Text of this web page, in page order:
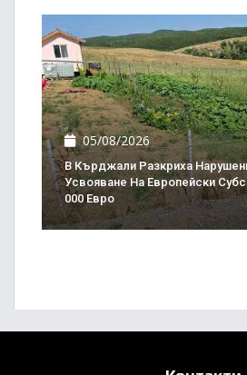
05/08/2026
В Кърджали Разкриха
Усвояване На Европейски
000 Евро